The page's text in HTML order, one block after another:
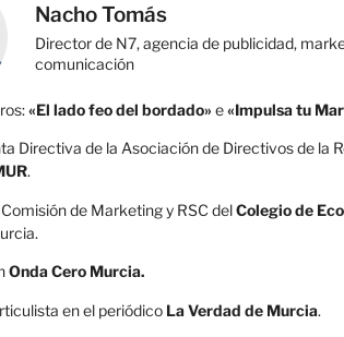
Nacho Tomás
Director de N7, agencia de publicidad,
comunicación
«El lado feo del bordado» e«Impulsa tu
Directiva de la Asociación de Directivos de la
.
de Marketing y RSC delColegio de
Onda Cero Murcia.
en el periódico La Verdad de Murcia.